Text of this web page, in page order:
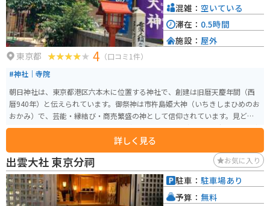
東京都 4 （口コミ1件）
#神社｜寺院
朝日神社は、東京都港区六本木に位置する神社で、創建は旧暦天慶年間（西
暦940年）と伝えられています。御祭神は市杵島姫大神（いちきしまひめのお
おかみ）で、芸能・縁結び・商売繁盛の神として信仰されています。見どこ
ろは、毎年2月に設置される「地口行灯」です。地口行灯は江戸時代の風物詩
で、言葉遊びを楽しむ行灯が境内に並びます。。 また、例年9月には「朝日神
社例大祭」が開催され、神輿が街を練り歩く姿が見られます。境内は四季
折々の自然に囲まれており、静かで落ち着いた雰囲気が漂っています。特に
春には桜が美しく咲き誇り、多くの参拝者が訪れます。アクセスも良好で、
六本木駅から徒歩数分の距離にあり、観光の際に気軽に立ち寄ることができ
ます。
詳しく見る
混雑： 空いている
滞在： 0.5時間
施設： 屋外
出雲大社 東京分祠 お気に入り
駐車： 駐車場あり
予算： 無料